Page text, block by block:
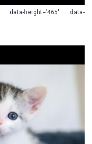
height=’465′ data-